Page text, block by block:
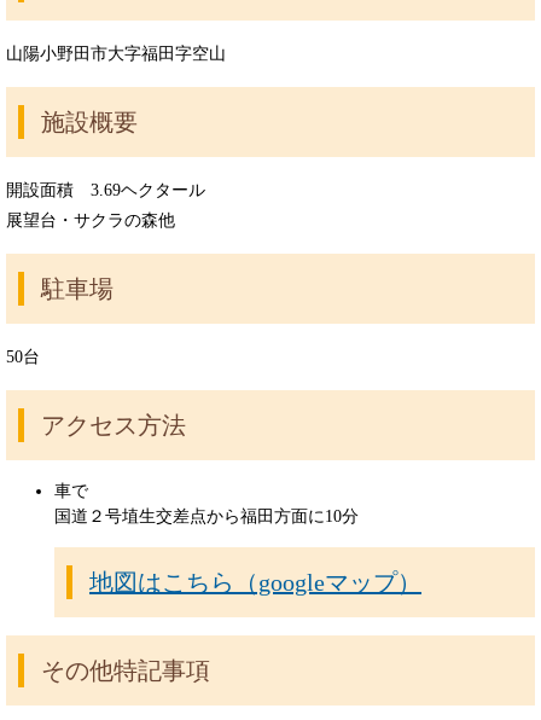
山陽小野田市大字福田字空山
施設概要
開設面積 3.69ヘクタール
展望台・サクラの森他
駐車場
50台
アクセス方法
車で
国道２号埴生交差点から福田方面に10分
地図はこちら（googleマップ）
その他特記事項